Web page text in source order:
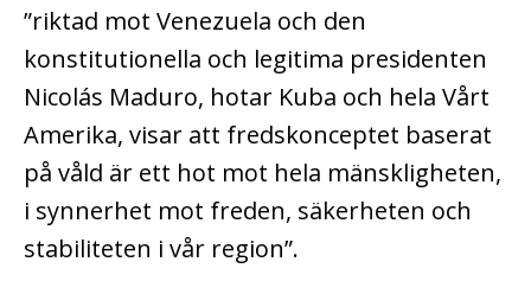
”riktad mot Venezuela och den
konstitutionella och legitima presidenten
Nicolás Maduro, hotar Kuba och hela Vårt
Amerika, visar att fredskonceptet baserat
på våld är ett hot mot hela mänskligheten,
i synnerhet mot freden, säkerheten och
stabiliteten i vår region”.